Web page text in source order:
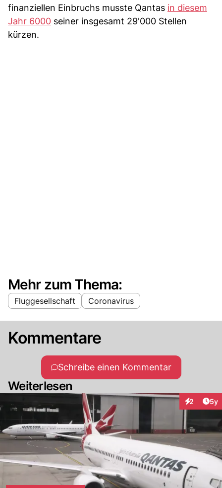
finanziellen Einbruchs musste Qantas in diesem
Jahr 6000 seiner insgesamt 29'000 Stellen
kürzen.
Mehr zum Thema:
Fluggesellschaft Coronavirus
Kommentare
Schreibe einen Kommentar
Weiterlesen
2 5y